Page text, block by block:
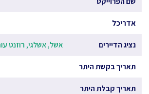
אדריכל
נציג הדיירים אשל, אשלגי, רוזנט
תאריך בקשת היתר
תאריך קבלת היתר